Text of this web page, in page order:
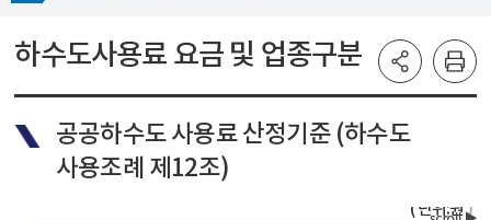
하수도사용료 요금 및 업종구분
공공하수도 사용료 산정기준 (하수도
사용조례 제12조)
단위:원